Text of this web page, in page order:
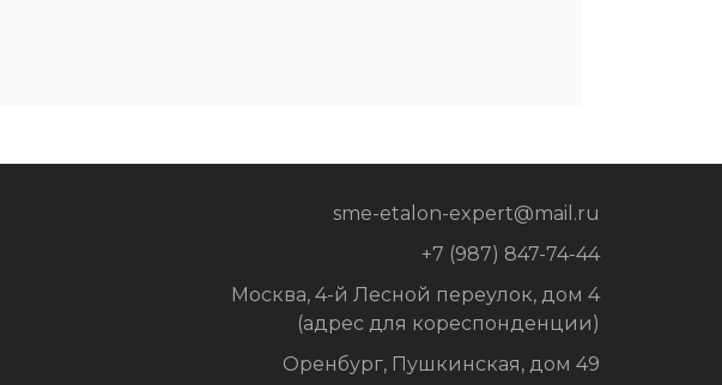
sme-etalon-expert@mail.ru
+7 (987) 847-74-44
Москва, 4-й Лесной переулок, дом 4
(адрес для кореспонденции)
Оренбург, Пушкинская, дом 49